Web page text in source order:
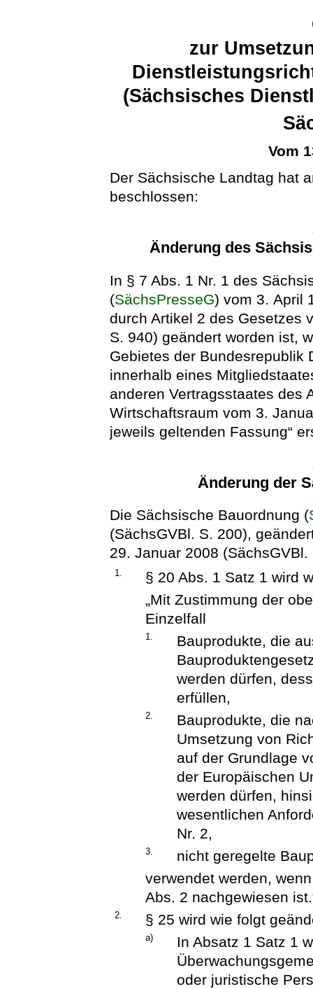
zur
(Sächsisches
Vom
Der Sächsische Landtag hat
beschlossen:
Änderung des
In § 7 Abs. 1 Nr. 1 des
(SächsPresseG) vom 3. April
durch Artikel 2 des Gesetzes
S. 940) geändert worden ist,
Gebietes der Bundesrepublik
innerhalb eines
anderen Vertragsstaates des
Wirtschaftsraum vom 3.
jeweils geltenden Fassung“
Änderung der
Die Sächsische Bauordnung (
(SächsGVBl. S. 200),
29. Januar 2008
1.
§ 20 Abs. 1 Satz 1 wird
„Mit Zustimmung der
Einzelfall
1.
Bauprodukte, die
werden dürfen,
erfüllen,
2.
Bauprodukte, die
Umsetzung von
auf der Grundlage
der Europäischen
werden dürfen,
wesentlichen
Nr. 2,
3.
nicht geregelte
verwendet werden,
Abs. 2 nachgewiesen
2. § 25 wird wie folgt
a)
In Absatz 1 Satz 1
oder juristische